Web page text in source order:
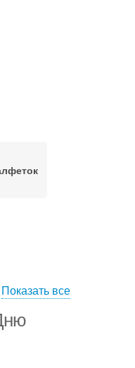
Показать все